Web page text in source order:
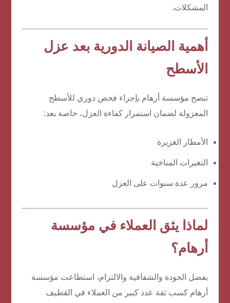
المشكلات.
أهمية الصيانة الدورية بعد عزل
الأسطح
تنصح مؤسسة أرهام بإجراء فحص دوري للأسطح
المعزولة لضمان استمرار كفاءة العزل، خاصة بعد:
الأمطار الغزيرة
التغيرات المناخية
مرور عدة سنوات على العزل
لماذا يثق العملاء في مؤسسة
أرهام؟
بفضل الجودة والشفافية والالتزام، استطاعت مؤسسة
أرهام كسب ثقة عدد كبير من العملاء في القطيف